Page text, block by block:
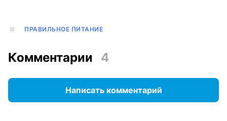
ПРАВИЛЬНОЕ ПИТАНИЕ
Комментарии 4
Написать комментарий